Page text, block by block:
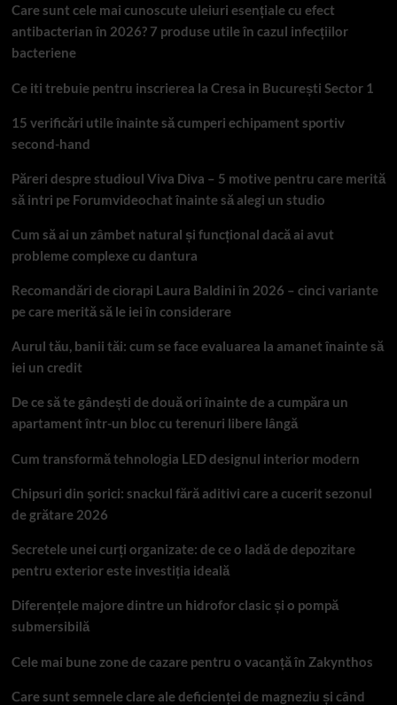
Care sunt cele mai cunoscute uleiuri esențiale cu efect
antibacterian în 2026? 7 produse utile în cazul infecțiilor
bacteriene
Ce iti trebuie pentru inscrierea la Cresa in București Sector 1
15 verificări utile înainte să cumperi echipament sportiv
second-hand
Păreri despre studioul Viva Diva – 5 motive pentru care merită
să intri pe Forumvideochat înainte să alegi un studio
Cum să ai un zâmbet natural și funcțional dacă ai avut
probleme complexe cu dantura
Recomandări de ciorapi Laura Baldini în 2026 – cinci variante
pe care merită să le iei în considerare
Aurul tău, banii tăi: cum se face evaluarea la amanet înainte să
iei un credit
De ce să te gândești de două ori înainte de a cumpăra un
apartament într-un bloc cu terenuri libere lângă
Cum transformă tehnologia LED designul interior modern
Chipsuri din șorici: snackul fără aditivi care a cucerit sezonul
de grătare 2026
Secretele unei curți organizate: de ce o ladă de depozitare
pentru exterior este investiția ideală
Diferențele majore dintre un hidrofor clasic și o pompă
submersibilă
Cele mai bune zone de cazare pentru o vacanță în Zakynthos
Care sunt semnele clare ale deficienței de magneziu și când